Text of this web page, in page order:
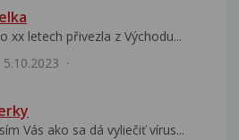
xx letech přivezla z Východu...
5.10.2023
Vás ako sa dá vyliečiť vírus...